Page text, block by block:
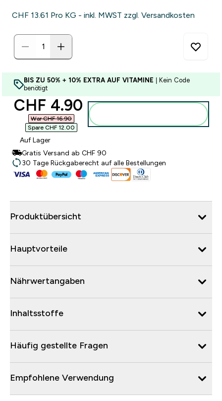
CHF 13.61‎ Pro KG - inkl. MWST zzgl. Versandkosten
BIS ZU 50% + 10% EXTRA AUF VITAMINE
| Kein Code
benötigt
discounted price
CHF 4.90‎
War CHF 16.90‎
Spare CHF 12.00‎
Auf Lager
Gratis Versand ab CHF 90
30 Tage Rückgaberecht auf alle Bestellungen
Produktübersicht
Hauptvorteile
Nährwertangaben
Inhaltsstoffe
Häufig gestellte Fragen
Empfohlene Verwendung